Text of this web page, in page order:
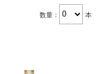
数量： 本